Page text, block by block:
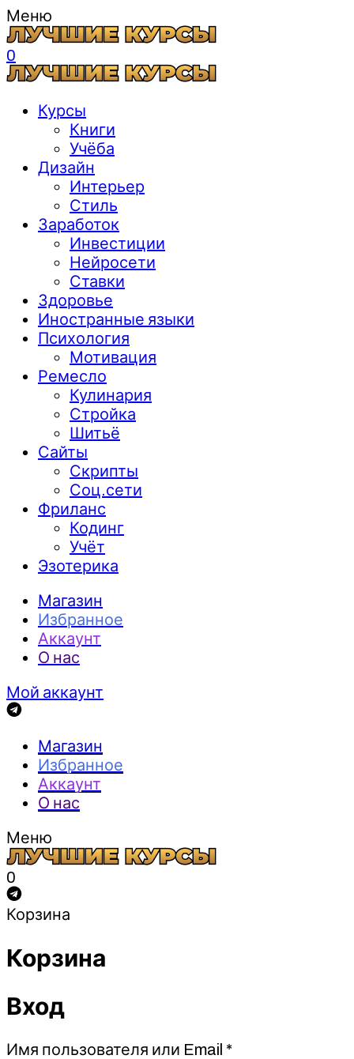
Меню
0
Курсы
Книги
Учёба
Дизайн
Интерьер
Стиль
Заработок
Инвестиции
Нейросети
Ставки
Здоровье
Иностранные языки
Психология
Мотивация
Ремесло
Кулинария
Стройка
Шитьё
Сайты
Скрипты
Соц.сети
Фриланс
Кодинг
Учёт
Эзотерика
Магазин
Избранное
Аккаунт
О нас
Мой аккаунт
Магазин
Избранное
Аккаунт
О нас
Меню
0
Корзина
Корзина
Вход
Имя пользователя или Email *Обязательно